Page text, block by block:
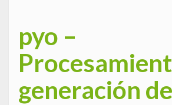
pyo –
generación